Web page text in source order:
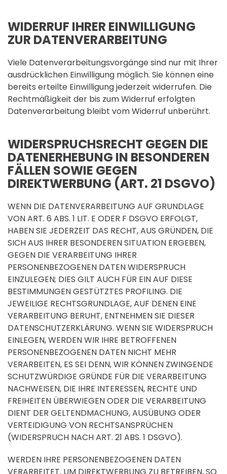
WIDERRUF IHRER EINWILLIGUNG
ZUR DATENVERARBEITUNG
Viele Datenverarbeitungsvorgänge sind nur mit Ihrer
ausdrücklichen Einwilligung möglich. Sie können eine
bereits erteilte Einwilligung jederzeit widerrufen. Die
Rechtmäßigkeit der bis zum Widerruf erfolgten
Datenverarbeitung bleibt vom Widerruf unberührt.
WIDERSPRUCHSRECHT GEGEN DIE
DATENERHEBUNG IN BESONDEREN
FÄLLEN SOWIE GEGEN
DIREKTWERBUNG (ART. 21 DSGVO)
WENN DIE DATENVERARBEITUNG AUF GRUNDLAGE
VON ART. 6 ABS. 1 LIT. E ODER F DSGVO ERFOLGT,
HABEN SIE JEDERZEIT DAS RECHT, AUS GRÜNDEN, DIE
SICH AUS IHRER BESONDEREN SITUATION ERGEBEN,
GEGEN DIE VERARBEITUNG IHRER
PERSONENBEZOGENEN DATEN WIDERSPRUCH
EINZULEGEN; DIES GILT AUCH FÜR EIN AUF DIESE
BESTIMMUNGEN GESTÜTZTES PROFILING. DIE
JEWEILIGE RECHTSGRUNDLAGE, AUF DENEN EINE
VERARBEITUNG BERUHT, ENTNEHMEN SIE DIESER
DATENSCHUTZERKLÄRUNG. WENN SIE WIDERSPRUCH
EINLEGEN, WERDEN WIR IHRE BETROFFENEN
PERSONENBEZOGENEN DATEN NICHT MEHR
VERARBEITEN, ES SEI DENN, WIR KÖNNEN ZWINGENDE
SCHUTZWÜRDIGE GRÜNDE FÜR DIE VERARBEITUNG
NACHWEISEN, DIE IHRE INTERESSEN, RECHTE UND
FREIHEITEN ÜBERWIEGEN ODER DIE VERARBEITUNG
DIENT DER GELTENDMACHUNG, AUSÜBUNG ODER
VERTEIDIGUNG VON RECHTSANSPRÜCHEN
(WIDERSPRUCH NACH ART. 21 ABS. 1 DSGVO).
WERDEN IHRE PERSONENBEZOGENEN DATEN